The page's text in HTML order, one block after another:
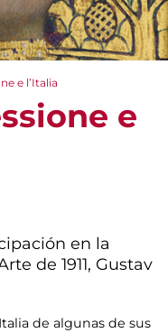
e l’Italia
e
en la
de 1911, Gustav
de algunas de sus